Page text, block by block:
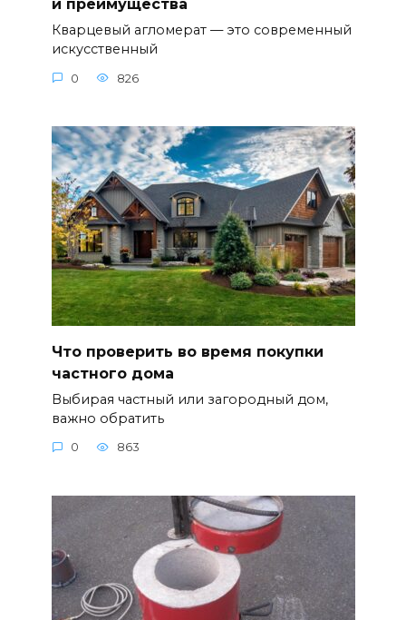
и преимущества
Кварцевый агломерат — это современный
искусственный
0 826
Что проверить во время покупки
частного дома
Выбирая частный или загородный дом,
важно обратить
0 863